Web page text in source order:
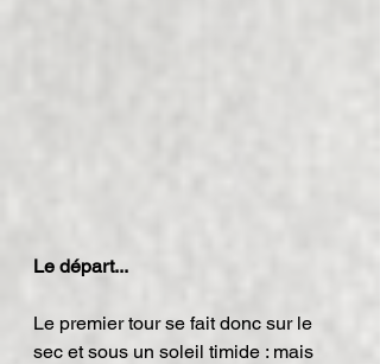
Le départ...
Le premier tour se fait donc sur le
sec et sous un soleil timide : mais